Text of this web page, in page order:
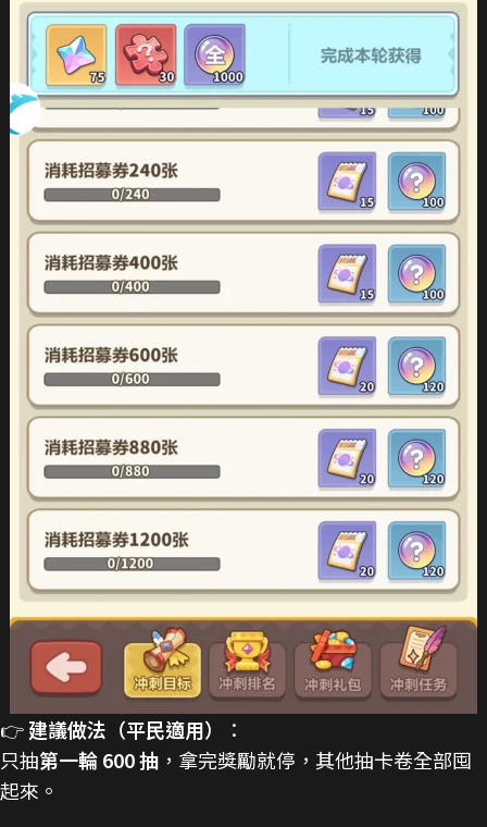
👉建議做法（平民適用）
：
只抽第一輪 600 抽 ，拿完獎勵就停，其他抽卡卷全部囤
起來。